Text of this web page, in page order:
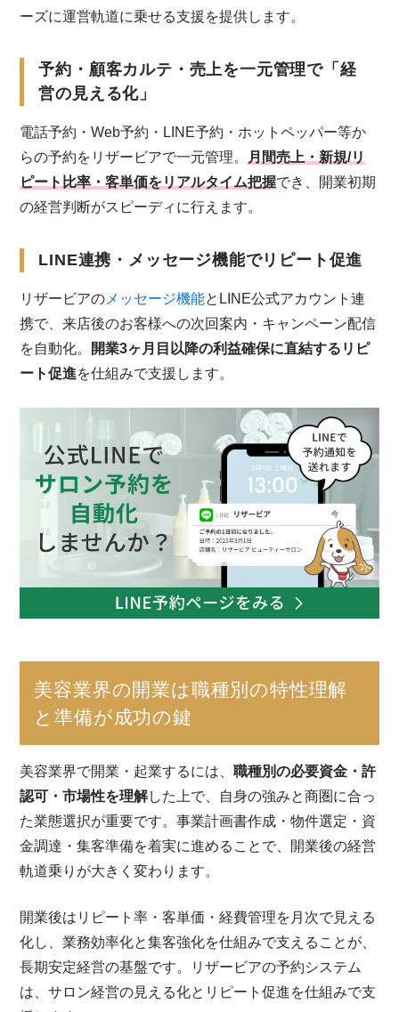
ーズに運営軌道に乗せる支援を提供します。
予約・顧客カルテ・売上を一元管理で「経
営の見える化」
電話予約・Web予約・LINE予約・ホットペッパー等か
らの予約をリザービアで一元管理。
月間売上・新規/リ
ピート比率・客単価をリアルタイム把握でき、開業初期
の経営判断がスピーディに行えます。
LINE連携・メッセージ機能でリピート促進
リザービアの メッセージ機能とLINE公式アカウント連
携で、来店後のお客様への次回案内・キャンペーン配信
を自動化。 開業3ヶ月目以降の利益確保に直結するリピ
ート促進を仕組みで支援します。
美容業界の開業は職種別の特性理解
と準備が成功の鍵
美容業界で開業・起業するには、職種別の必要資金・許
認可・市場性を理解した上で、自身の強みと商圏に合っ
た業態選択が重要です。事業計画書作成・物件選定・資
金調達・集客準備を着実に進めることで、開業後の経営
軌道乗りが大きく変わります。
開業後はリピート率・客単価・経費管理を月次で見える
化し、業務効率化と集客強化を仕組みで支えることが、
長期安定経営の基盤です。リザービアの予約システム
は、サロン経営の見える化とリピート促進を仕組みで支